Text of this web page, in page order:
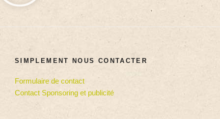
SIMPLEMENT NOUS CONTACTER
Formulaire de contact
Contact Sponsoring et publicité